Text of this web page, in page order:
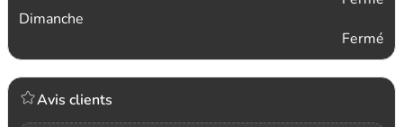
Dimanche
Fermé
Avis clients